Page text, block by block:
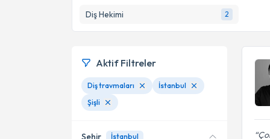
Diş Hekimi
2
Aktif Filtreler
Diş travmaları
İstanbul
Şişli
Şehir İstanbul